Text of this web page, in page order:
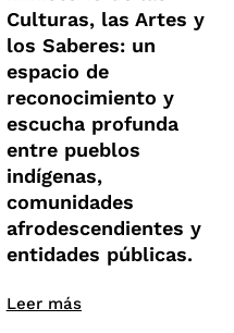
Culturas, las Artes y
los Saberes: un
espacio de
reconocimiento y
escucha profunda
entre pueblos
indígenas,
comunidades
afrodescendientes y
entidades públicas.
Leer más